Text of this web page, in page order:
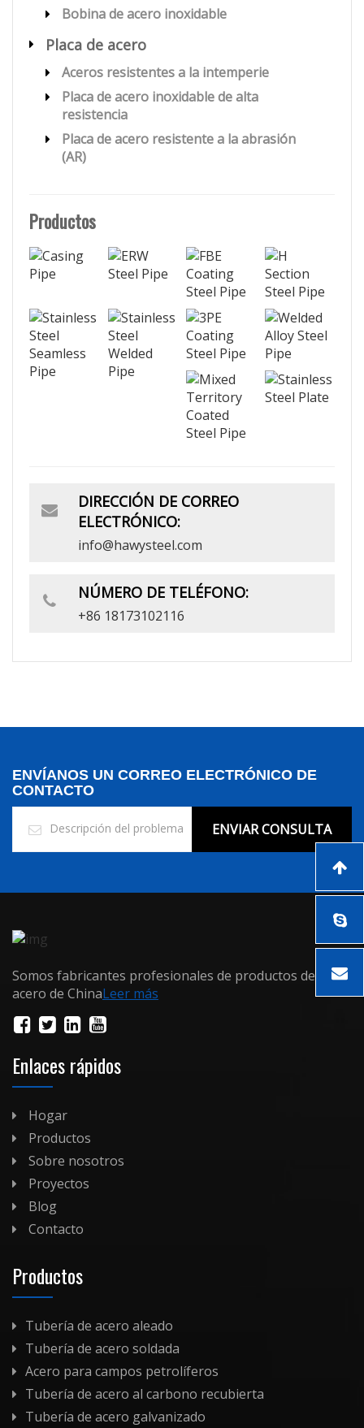
Bobina de acero inoxidable
Placa de acero
Aceros resistentes a la intemperie
Placa de acero inoxidable de alta
resistencia
Placa de acero resistente a la abrasión
(AR)
Productos
DIRECCIÓN DE CORREO
ELECTRÓNICO:
info@hawysteel.com
NÚMERO DE TELÉFONO:
+86 18173102116
ENVÍANOS UN CORREO ELECTRÓNICO DE
CONTACTO
ENVIAR CONSULTA
Somos fabricantes profesionales de productos de
acero de ChinaLeer más
Enlaces rápidos
Hogar
Productos
Sobre nosotros
Proyectos
Blog
Contacto
Productos
Tubería de acero aleado
Tubería de acero soldada
Acero para campos petrolíferos
Tubería de acero al carbono recubierta
Tubería de acero galvanizado